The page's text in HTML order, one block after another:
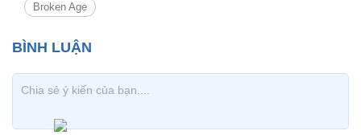
Broken Age